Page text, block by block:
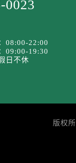
市乌兰浩特市兴安
黄华街劳力士售后服
顺城街劳力士售后
区解放路劳力士售后
区河东街劳力士售后
区迎泽街道解放路
0023
08:00-22:00
09:00-19:30
日不休
版权所